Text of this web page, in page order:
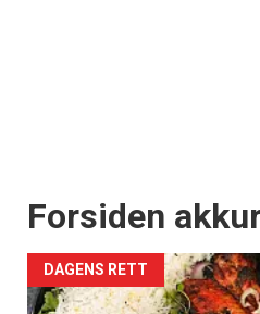
Forsiden
DAGENS RETT